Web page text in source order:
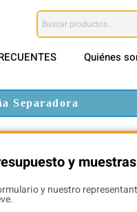
Quiénes
Separadora
y
y nuestro